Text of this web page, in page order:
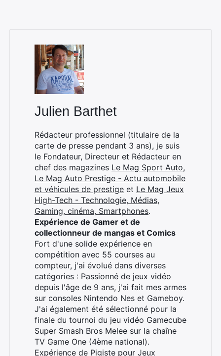
Julien Barthet
Rédacteur professionnel (titulaire de la
carte de presse pendant 3 ans), je suis
le Fondateur, Directeur et Rédacteur en
chef des magazines Le Mag Sport Auto,
Le Mag Auto Prestige - Actu automobile
et véhicules de prestige et Le Mag Jeux
High-Tech - Technologie, Médias,
Gaming, cinéma, Smartphones.
Expérience de Gamer et de
collectionneur de mangas et Comics
Fort d'une solide expérience en
compétition avec 55 courses au
compteur, j'ai évolué dans diverses
catégories : Passionné de jeux vidéo
depuis l'âge de 9 ans, j'ai fait mes armes
sur consoles Nintendo Nes et Gameboy.
J'ai également été sélectionné pour la
finale du tournoi du jeu vidéo Gamecube
Super Smash Bros Melee sur la chaîne
TV Game One (4ème national).
Expérience de Pigiste pour Jeux